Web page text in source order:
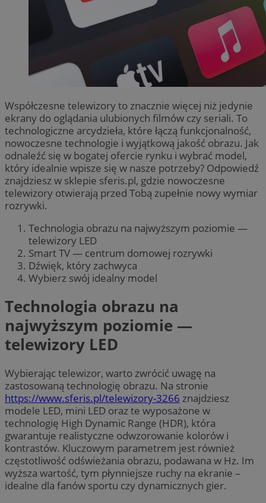
Współczesne telewizory to znacznie więcej niż jedynie
ekrany do oglądania ulubionych filmów czy seriali. To
technologiczne arcydzieła, które łączą funkcjonalność,
nowoczesne technologie i wyjątkową jakość obrazu. Jak
odnaleźć się w bogatej ofercie rynku i wybrać model,
który idealnie wpisze się w nasze potrzeby? Odpowiedź
znajdziesz w sklepie sferis.pl, gdzie nowoczesne
telewizory otwierają przed Tobą zupełnie nowy wymiar
rozrywki.
Technologia obrazu na najwyższym poziomie —
telewizory LED
Smart TV — centrum domowej rozrywki
Dźwięk, który zachwyca
Wybierz swój idealny model
Technologia obrazu na
najwyższym poziomie —
telewizory LED
Wybierając telewizor, warto zwrócić uwagę na
zastosowaną technologię obrazu. Na stronie
https://www.sferis.pl/telewizory-3266 znajdziesz
modele LED, mini LED oraz te wyposażone w
technologię High Dynamic Range (HDR), która
gwarantuje realistyczne odwzorowanie kolorów i
kontrastów. Kluczowym parametrem jest również
częstotliwość odświeżania obrazu, podawana w Hz. Im
wyższa wartość, tym płynniejsze ruchy na ekranie –
idealne dla fanów sportu czy dynamicznych gier.